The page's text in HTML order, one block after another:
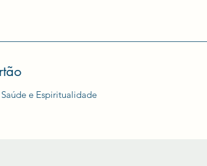
e Espiritualidade